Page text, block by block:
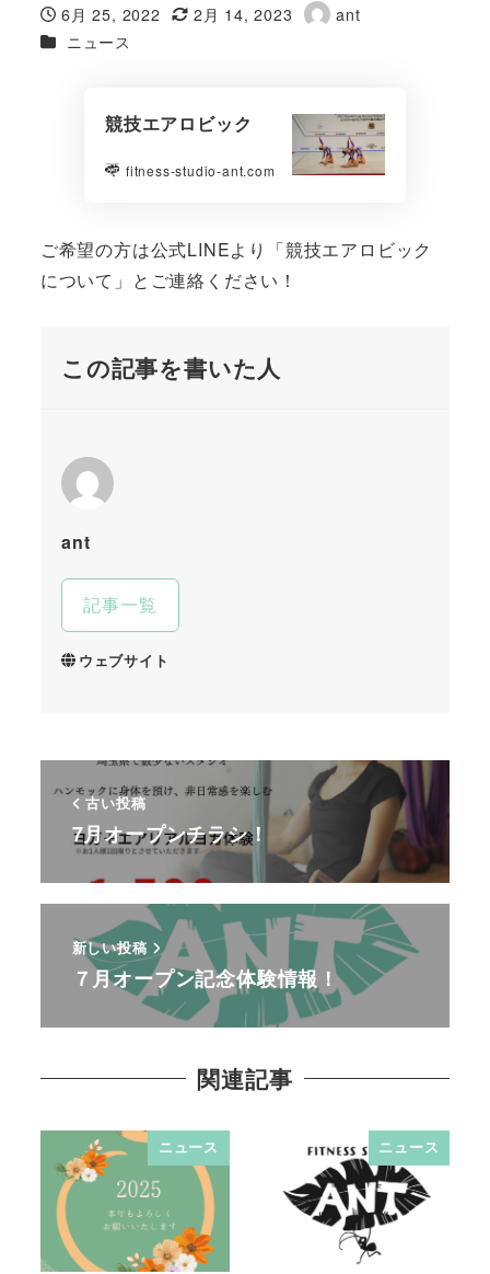
投稿日
6月 25, 2022
更新日
2月 14, 2023
著
ant
カテゴリー
ニュース
競技エアロビック
fitness-studio-ant.com
ご希望の方は公式LINEより「競技エアロビック
について」とご連絡ください！
この記事を書いた人
ant
記事一覧
ウェブサイト
古い投稿
7月オープンチラシ！
新しい投稿
７月オープン記念体験情報！
関連記事
ニュース ニュース